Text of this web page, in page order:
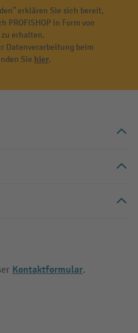
erklären Sie sich bereit,
PROFISHOP in Form von
erhalten.
Datenverarbeitung beim
Sie hier.
Kontaktformular.